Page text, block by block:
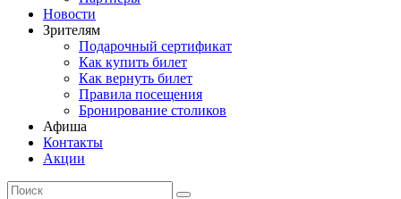
Новости
Зрителям
Подарочный сертификат
Как купить билет
Как вернуть билет
Правила посещения
Бронирование столиков
Афиша
Контакты
Акции